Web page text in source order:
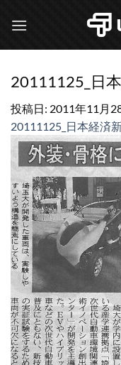
20111125_日
投稿日: 2011年11月
20111125_日本経済